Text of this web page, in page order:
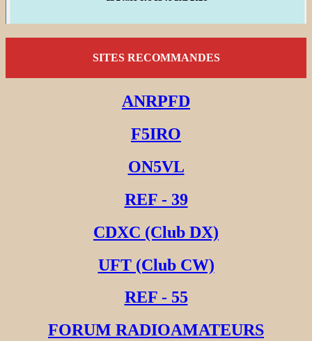
SITES RECOMMANDES
ANRPFD
F5IRO
ON5VL
REF - 39
CDXC (Club DX)
UFT (Club CW)
REF - 55
FORUM RADIOAMATEURS